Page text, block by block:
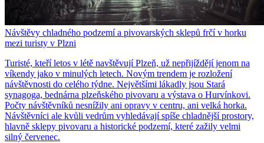
Návštěvy chladného podzemí a pivovarských sklepů frčí v horku
mezi turisty v Plzni
Turisté, kteří letos v létě navštěvují Plzeň, už nepřijíždějí jenom na
víkendy jako v minulých letech. Novým trendem je rozložení
návštěvnosti do celého týdne. Největšími lákadly jsou Stará
synagoga, bednárna plzeňského pivovaru a výstava o Hurvínkovi.
Počty návštěvníků nesnížily ani opravy v centru, ani velká horka.
Návštěvníci ale kvůli vedrům vyhledávají spíše chladnější prostory,
hlavně sklepy pivovaru a historické podzemí, které zažily velmi
silný červenec.